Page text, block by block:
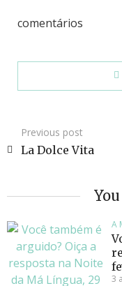
comentários
Previous post
La Dolce Vita
A
3